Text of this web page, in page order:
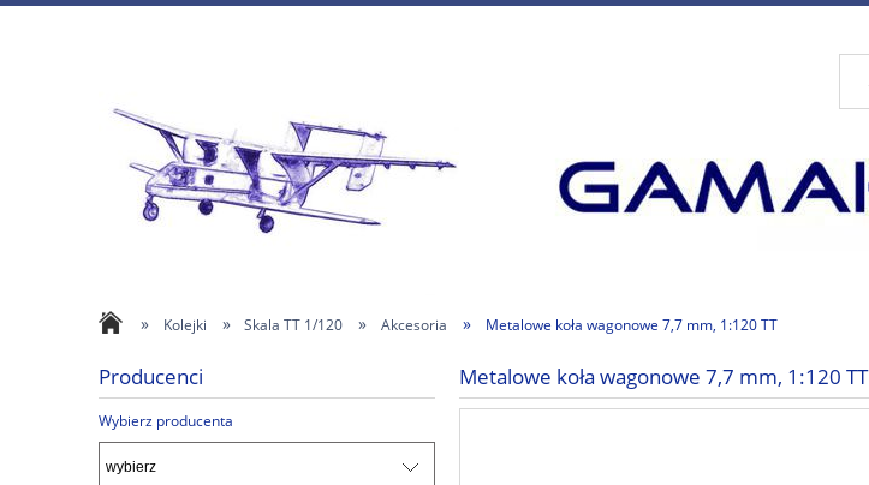
» Kolejki » Skala TT 1/120 » Akcesoria » Metalowe koła wagonowe 7,7 mm, 1:120 TT
Producenci
Wybierz producenta
Metalowe koła wagonowe 7,7 mm, 1:120 TT